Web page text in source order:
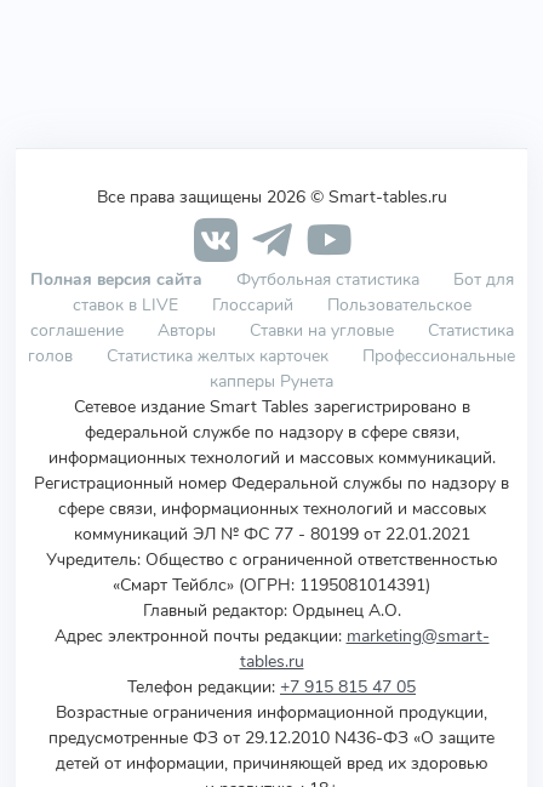
Все права защищены 2026 © Smart-tables.ru
Полная версия сайта Футбольная статистика
Бот для
ставок в LIVE
Глоссарий
Пользовательское
соглашение
Авторы Ставки на угловые
Статистика
голов
Статистика желтых карточек
Профессиональные
капперы Рунета
Сетевое издание Smart Tables зарегистрировано в
федеральной службе по надзору в сфере связи,
информационных технологий и массовых коммуникаций.
Регистрационный номер Федеральной службы по надзору в
сфере связи, информационных технологий и массовых
коммуникаций ЭЛ № ФС 77 - 80199 от 22.01.2021
Учредитель: Общество с ограниченной ответственностью
«Смарт Тейблс» (ОГРН: 1195081014391)
Главный редактор: Ордынец А.О.
Адрес электронной почты редакции: marketing@smart-
tables.ru
Телефон редакции: +7 915 815 47 05
Возрастные ограничения информационной продукции,
предусмотренные ФЗ от 29.12.2010 N436-ФЗ «О защите
детей от информации, причиняющей вред их здоровью